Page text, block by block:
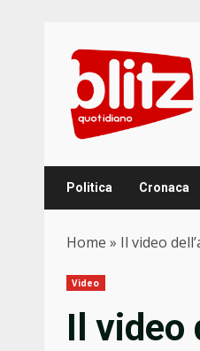
content
Politica Cronaca
Home » Il video
Video
Il video